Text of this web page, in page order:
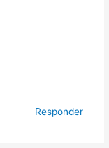
Responder